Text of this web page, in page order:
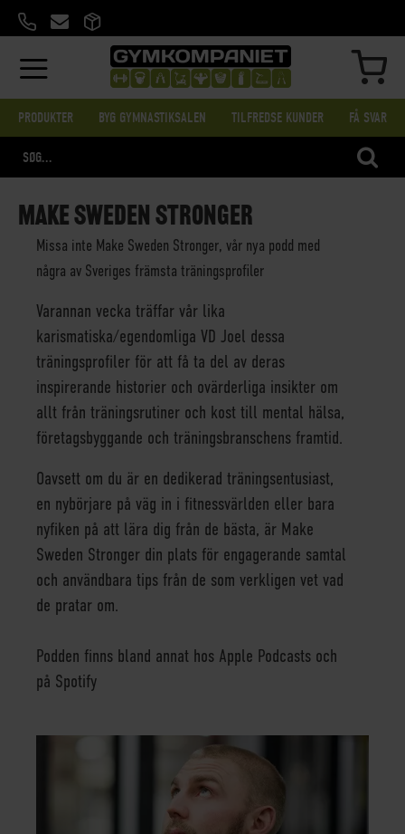
TO
PRODUKTER BYG GYMNASTIKSALEN TILFREDSE KUNDER FÅ SVAR
MAKE SWEDEN STRONGER
Missa inte Make Sweden Stronger, vår nya podd med
några av Sveriges främsta träningsprofiler
Varannan vecka träffar vår lika
karismatiska/egendomliga VD Joel dessa
träningsprofiler för att få ta del av deras
inspirerande historier och ovärderliga insikter om
allt från träningsrutiner och kost till mental hälsa,
företagsbyggande och träningsbranschens framtid.
Oavsett om du är en dedikerad träningsentusiast,
en nybörjare på väg in i fitnessvärlden eller bara
nyfiken på att lära dig från de bästa, är Make
Sweden Stronger din plats för engagerande samtal
och användbara tips från de som verkligen vet vad
de pratar om.
Podden finns bland annat hos Apple Podcasts och
på Spotify